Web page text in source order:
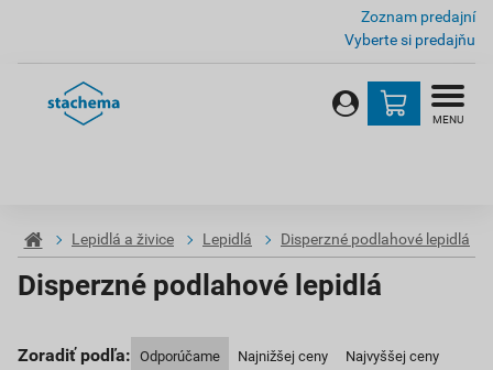
Zoznam predajní
Vyberte si predajňu
MENU
Lepidlá a živice Lepidlá Disperzné podlahové lepidlá
Disperzné podlahové lepidlá
Zoradiť podľa: Odporúčame Najnižšej ceny Najvyššej ceny